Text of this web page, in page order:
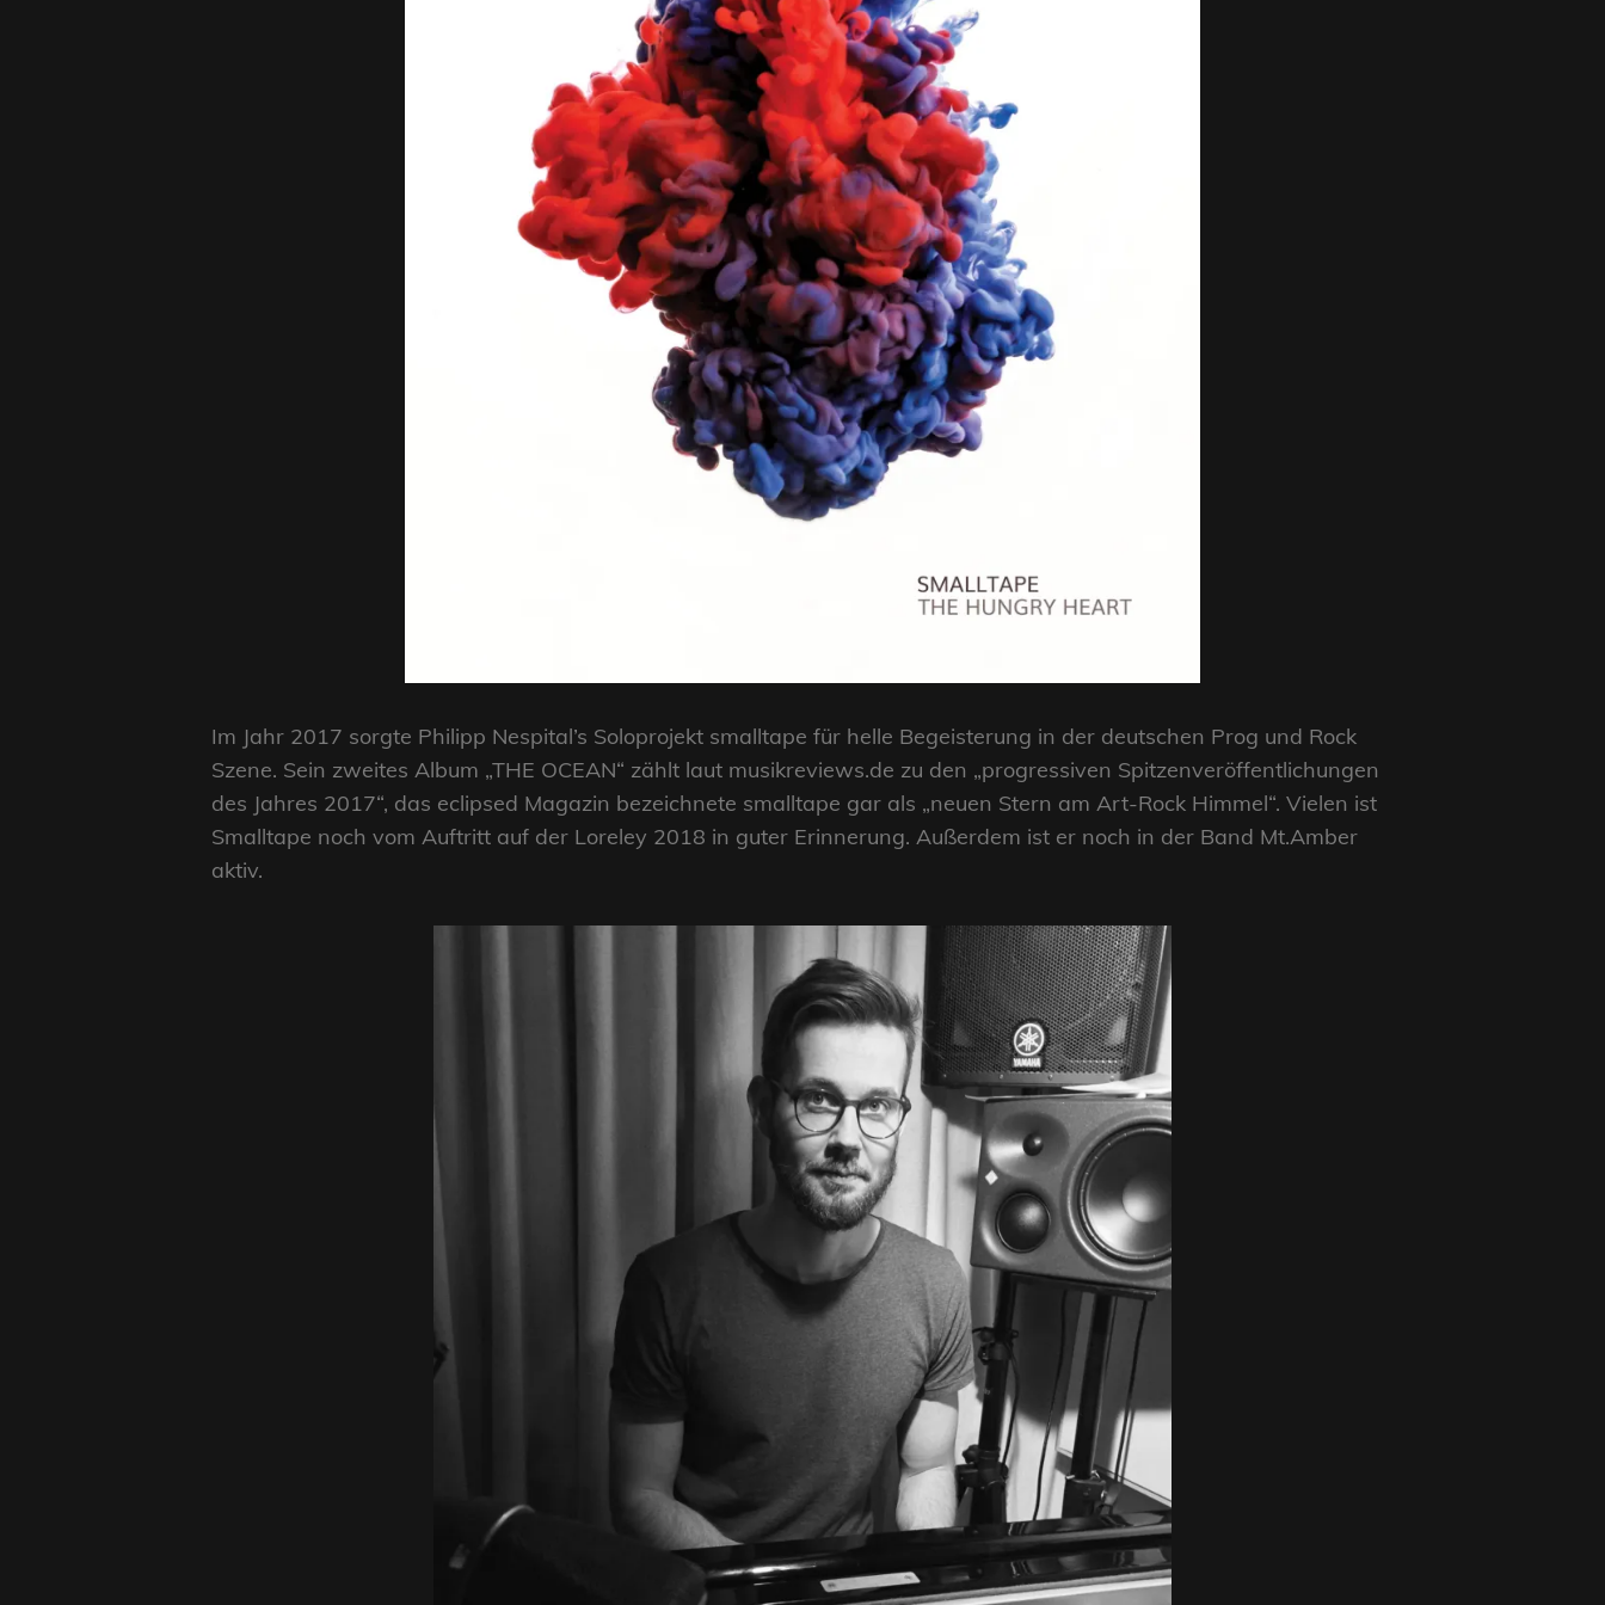
Im Jahr 2017 sorgte Philipp Nespital’s Soloprojekt smalltape für helle Begeisterung in der deutschen Prog und Rock
Szene. Sein zweites Album „THE OCEAN“ zählt laut musikreviews.de zu den „progressiven Spitzenveröffentlichungen
des Jahres 2017“, das eclipsed Magazin bezeichnete smalltape gar als „neuen Stern am Art-Rock Himmel“. Vielen ist
Smalltape noch vom Auftritt auf der Loreley 2018 in guter Erinnerung. Außerdem ist er noch in der Band Mt.Amber
aktiv.